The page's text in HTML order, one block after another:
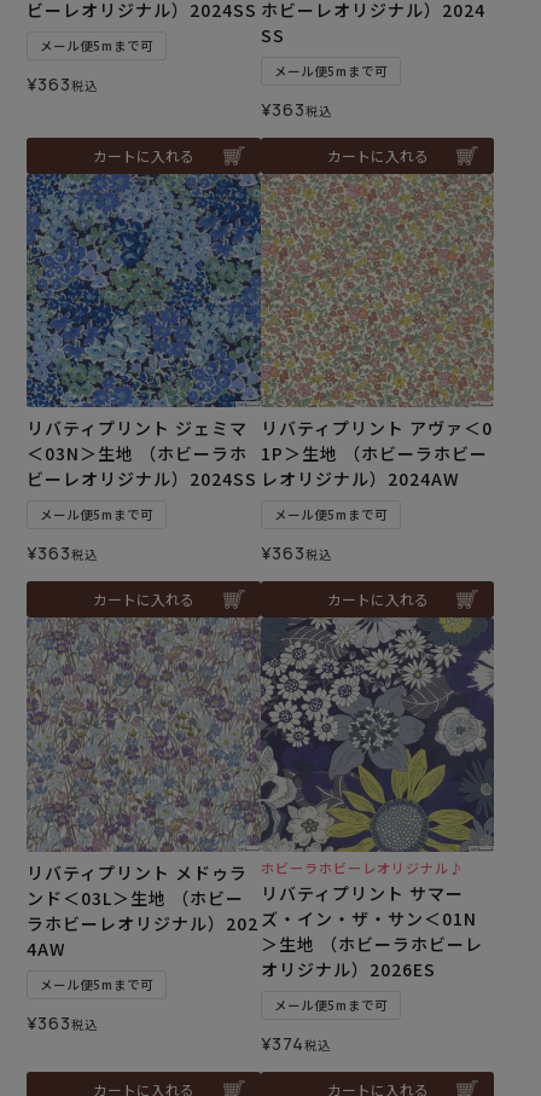
ビーレオリジナル）2024SS
メール便5mまで可
¥363税込
カートに入れる
ホビーレオリジナル）2024
SS
メール便5mまで可
¥363税込
カートに入れる
リバティプリント ジェミマ
＜03N＞生地 （ホビーラホ
ビーレオリジナル）2024SS
メール便5mまで可
¥363税込
カートに入れる
リバティプリント アヴァ＜0
1P＞生地 （ホビーラホビー
レオリジナル）2024AW
メール便5mまで可
¥363税込
カートに入れる
リバティプリント メドゥラ
ンド＜03L＞生地 （ホビー
ラホビーレオリジナル）202
4AW
メール便5mまで可
¥363税込
カートに入れる
ホビーラホビーレオリジナル♪
リバティプリント サマー
ズ・イン・ザ・サン＜01N
＞生地 （ホビーラホビーレ
オリジナル）2026ES
メール便5mまで可
¥374税込
カートに入れる